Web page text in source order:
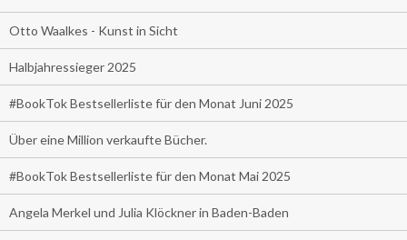
Otto Waalkes - Kunst in Sicht
Halbjahressieger 2025
#BookTok Bestsellerliste für den Monat Juni 2025
Über eine Million verkaufte Bücher.
#BookTok Bestsellerliste für den Monat Mai 2025
Angela Merkel und Julia Klöckner in Baden-Baden